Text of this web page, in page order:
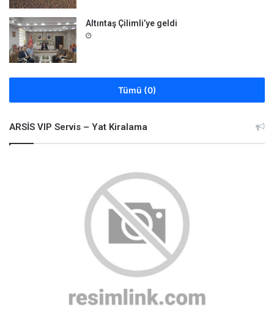
Altıntaş Çilimli’ye geldi
Tümü (0)
ARSİS VIP Servis – Yat Kiralama